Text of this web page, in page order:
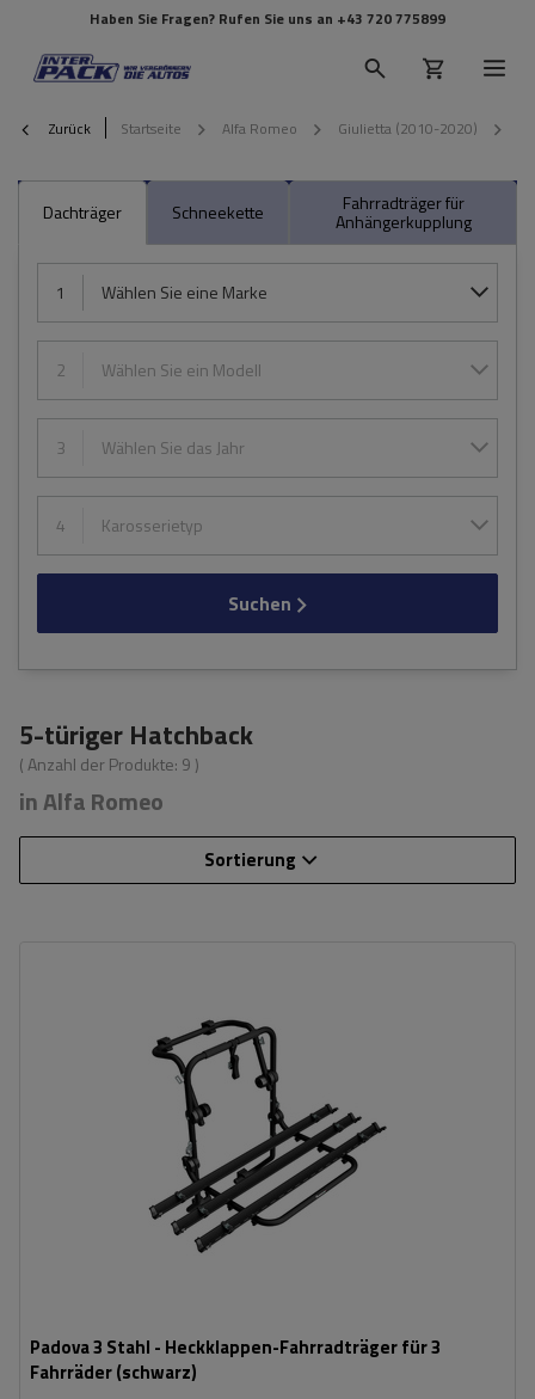
Haben Sie Fragen? Rufen Sie uns an +43 720 775899
Zurück Startseite Alfa Romeo Giulietta (2010-2020)
Dachträger Schneekette Fahrradträger für
Anhängerkupplung
1 Wählen Sie eine Marke
2 Wählen Sie ein Modell
3 Wählen Sie das Jahr
4 Karosserietyp
Suchen
5-türiger Hatchback
( Anzahl der Produkte: 9 )
in Alfa Romeo
Sortierung
Padova 3 Stahl - Heckklappen-Fahrradträger für 3
Fahrräder (schwarz)
universelles Montagesystem
kompatibel mit allen Karosseriearten